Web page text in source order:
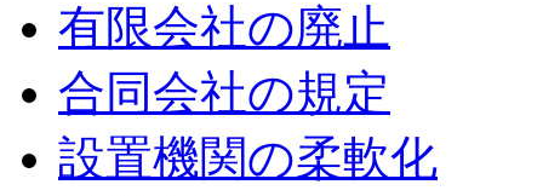
有限会社の廃止
合同会社の規定
設置機関の柔軟化